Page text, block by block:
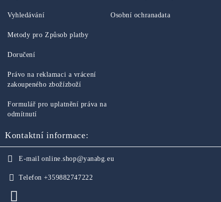
Vyhledávání Osobní ochranadata
Metody pro Způsob platby
Doručení
Právo na reklamaci a vrácení
zakoupeného zbožízboží
Formulář pro uplatnění práva na
odmítnutí
Kontaktní informace:
E-mail online.shop@yanabg.eu
Telefon +359882747222